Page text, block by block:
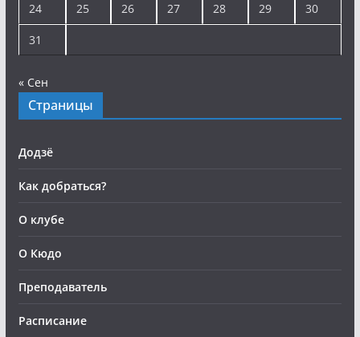
24 25 26 27 28 29 30
31
« Сен
Страницы
Додзё
Как добраться?
О клубе
О Кюдо
Преподаватель
Расписание